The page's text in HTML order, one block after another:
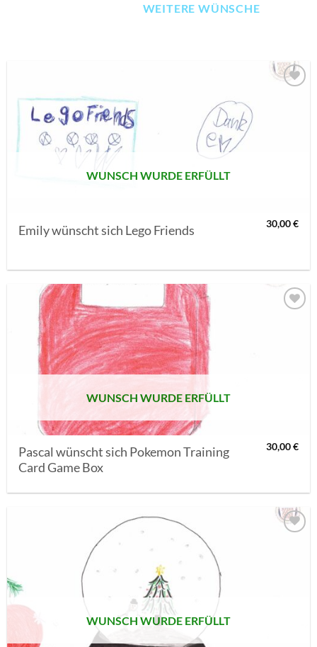
WEITERE WÜNSCHE
MERKLISTE
SETZEN
WUNSCH WURDE ERFÜLLT
Emily wünscht sich Lego Friends 30,00€
WUNSCH WURDE ERFÜLLT
Pascal wünscht sich Pokemon Training
Card Game Box
30,00€
WUNSCH WURDE ERFÜLLT